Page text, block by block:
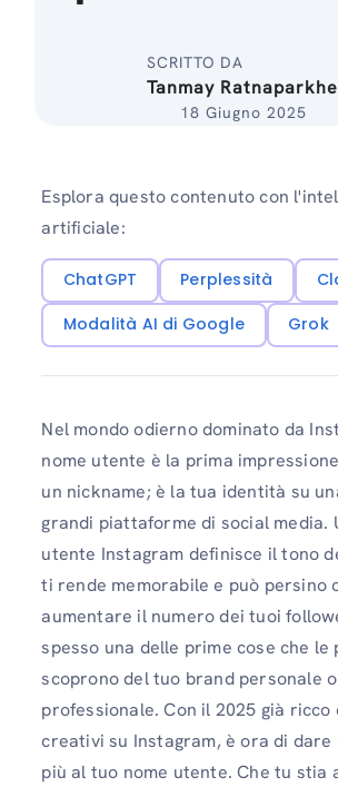
SCRITTO DA
Tanmay Ratnaparkhe
18 Giugno 2025
Esplora questo contenuto con
artificiale:
ChatGPT Perplessità
Modalità AI di Google
Grok
Nel mondo odierno dominato da
nome utente è la prima
un nickname; è la tua identità su
grandi piattaforme di social media.
utente Instagram definisce il tono
ti rende memorabile e può persino
aumentare il numero dei tuoi
spesso una delle prime cose che le
scoprono del tuo brand personale o
professionale. Con il 2025 già
creativi su Instagram, è ora di dare
più al tuo nome utente. Che tu stia